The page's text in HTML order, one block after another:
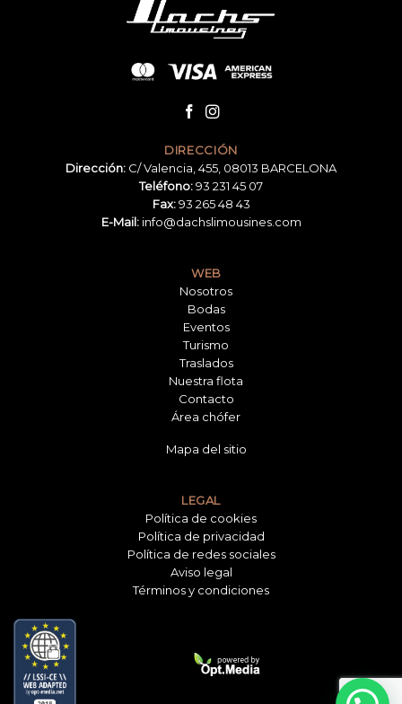
DIRECCIÓN
Dirección: C/ Valencia, 455, 08013 BARCELONA
Teléfono:93 231 45 07
Fax:93 265 48 43
E-Mail: info@dachslimousines.com
WEB
Nosotros
Bodas
Eventos
Turismo
Traslados
Nuestra flota
Contacto
Área chófer
Mapa del sitio
LEGAL
Política de cookies
Política de privacidad
Política de redes sociales
Aviso legal
Términos y condiciones